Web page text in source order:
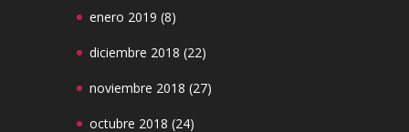
enero 2019 (8)
diciembre 2018 (22)
noviembre 2018 (27)
octubre 2018 (24)